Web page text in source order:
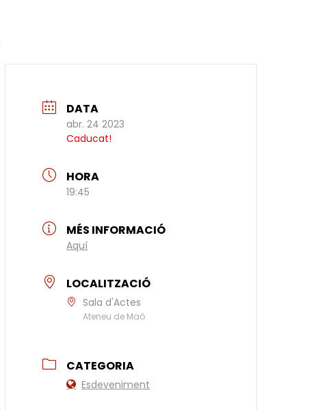
DATA
abr. 24 2023
Caducat!
HORA
19:45
MÉS INFORMACIÓ
Aquí
LOCALITZACIÓ
Sala d'Actes
Ateneu de Maó
CATEGORIA
Esdeveniment